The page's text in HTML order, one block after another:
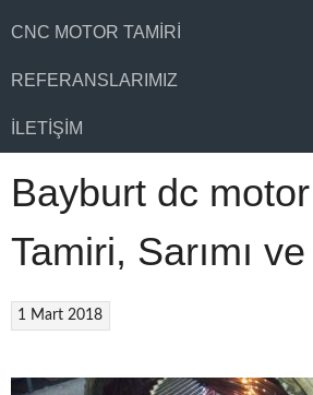
CNC MOTOR TAMIRI
REFERANSLARIMIZ
İLETIŞIM
Bayburt dc
Tamiri, Sarımı ve
1 Mart 2018